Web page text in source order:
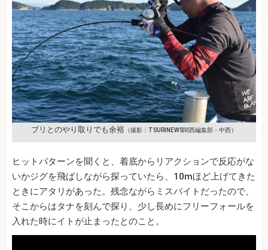
ブリとのやり取りでも余裕 （撮影：TSURINEWS関西編集部・中西）
ヒットパターンを聞くと、着底からリアクションで反応がな
いかジグを飛ばしながら探っていたら、10mほど上げてきた
ときにアタリがあった。残念ながらミスバイトだったので、
そこからはタナを刻んで探り、少し長めにフリーフォールを
入れた時にイトが止まったとのこと。